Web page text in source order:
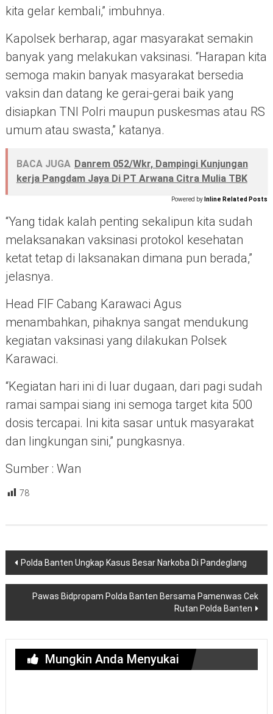
kita gelar kembali,” imbuhnya.
Kapolsek berharap, agar masyarakat semakin
banyak yang melakukan vaksinasi. “Harapan kita
semoga makin banyak masyarakat bersedia
vaksin dan datang ke gerai-gerai baik yang
disiapkan TNI Polri maupun puskesmas atau RS
umum atau swasta,” katanya.
BACA JUGA Danrem 052/Wkr, Dampingi Kunjungan
kerja Pangdam Jaya Di PT Arwana Citra Mulia TBK
Powered by Inline Related Posts
“Yang tidak kalah penting sekalipun kita sudah
melaksanakan vaksinasi protokol kesehatan
ketat tetap di laksanakan dimana pun berada,”
jelasnya.
Head FIF Cabang Karawaci Agus
menambahkan, pihaknya sangat mendukung
kegiatan vaksinasi yang dilakukan Polsek
Karawaci.
“Kegiatan hari ini di luar dugaan, dari pagi sudah
ramai sampai siang ini semoga target kita 500
dosis tercapai. Ini kita sasar untuk masyarakat
dan lingkungan sini,” pungkasnya.
Sumber : Wan
78
Navigasi
pos
Polda Banten Ungkap Kasus Besar Narkoba Di Pandeglang
Pawas Bidpropam Polda Banten Bersama Pamenwas Cek
Rutan Polda Banten
Mungkin Anda Menyukai